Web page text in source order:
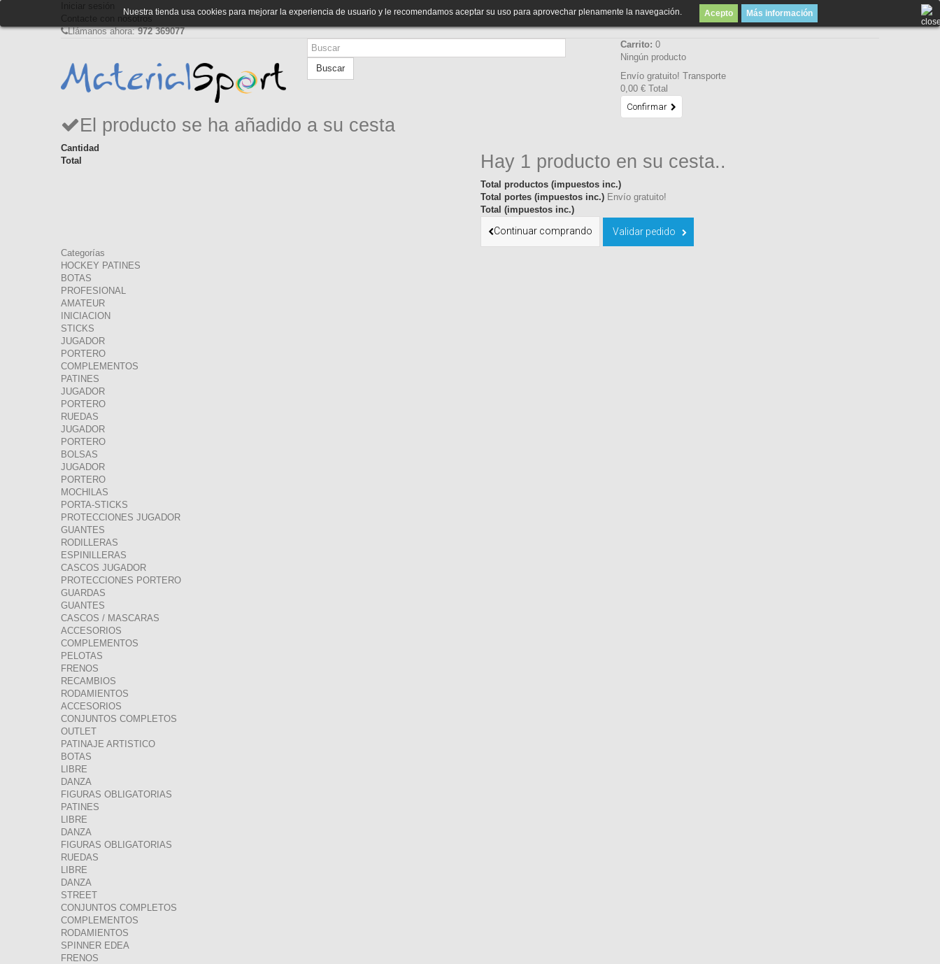
Llámanos ahora:972 369077
Buscar
Carrito: 0
Ningún producto
Envío gratuito!Transporte
0,00 € Total
Confirmar
El producto se ha añadido a su cesta
Cantidad
Total
Hay 1 producto en su cesta..
Total productos (impuestos inc.)
Total portes (impuestos inc.) Envío gratuito!
Total (impuestos inc.)
Continuar comprando Validar pedido
Categorías
HOCKEY PATINES
BOTAS
PROFESIONAL
AMATEUR
INICIACION
STICKS
JUGADOR
PORTERO
COMPLEMENTOS
PATINES
JUGADOR
PORTERO
RUEDAS
JUGADOR
PORTERO
BOLSAS
JUGADOR
PORTERO
MOCHILAS
PORTA-STICKS
PROTECCIONES JUGADOR
GUANTES
RODILLERAS
ESPINILLERAS
CASCOS JUGADOR
PROTECCIONES PORTERO
GUARDAS
GUANTES
CASCOS / MASCARAS
ACCESORIOS
COMPLEMENTOS
PELOTAS
FRENOS
RECAMBIOS
RODAMIENTOS
ACCESORIOS
CONJUNTOS COMPLETOS
OUTLET
PATINAJE ARTISTICO
BOTAS
LIBRE
DANZA
FIGURAS OBLIGATORIAS
PATINES
LIBRE
DANZA
FIGURAS OBLIGATORIAS
RUEDAS
LIBRE
DANZA
STREET
CONJUNTOS COMPLETOS
COMPLEMENTOS
RODAMIENTOS
SPINNER EDEA
FRENOS
Nuestra tienda usa cookies para mejorar la experiencia de usuario y le recomendamos aceptar su uso para aprovechar plenamente la navegación. Acepto Más información